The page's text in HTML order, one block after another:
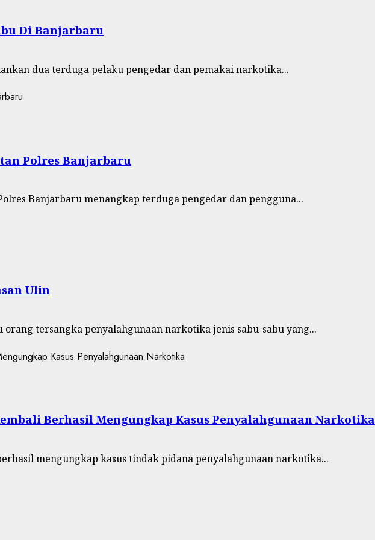
Di Banjarbaru
dua terduga pelaku pengedar dan pemakai narkotika...
Polres Banjarbaru
Banjarbaru menangkap terduga pengedar dan pengguna...
Ulin
tersangka penyalahgunaan narkotika jenis sabu-sabu yang...
Berhasil Mengungkap Kasus Penyalahgunaan Narkotika
mengungkap kasus tindak pidana penyalahgunaan narkotika...